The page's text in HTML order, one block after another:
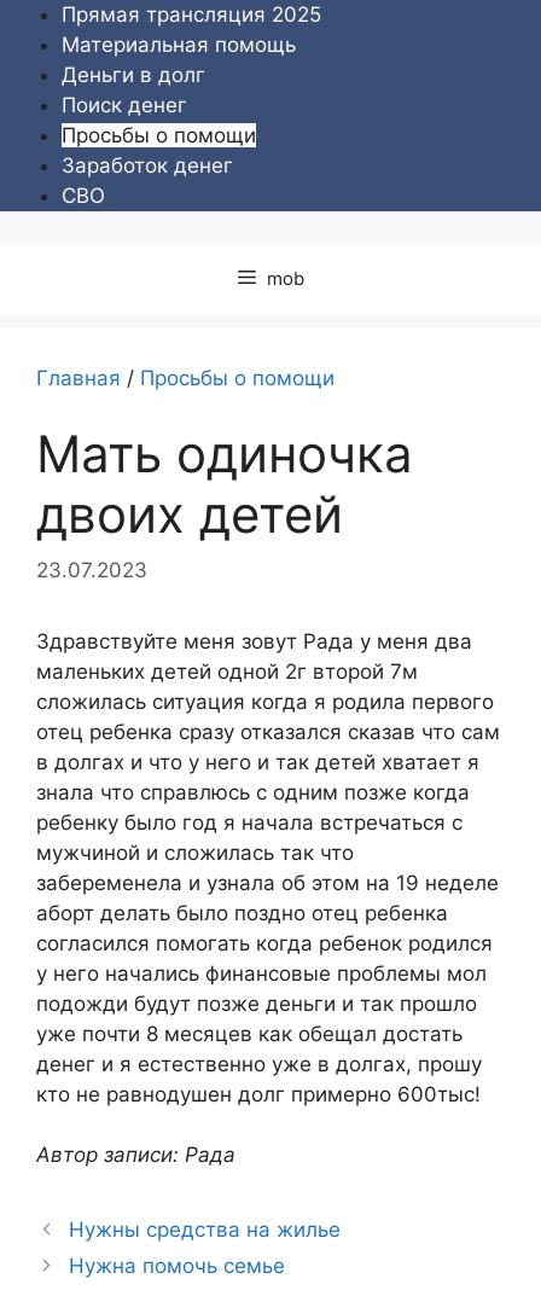
Перейти
содержимому
Прямая трансляция 2025
Материальная помощь
Деньги в долг
Поиск денег
Просьбы о помощи
Заработок денег
СВО
mob
Главная / Просьбы о помощи
Мать одиночка
двоих детей
23.07.2023
Здравствуйте меня зовут Рада у меня два
маленьких детей одной 2г второй 7м
сложилась ситуация когда я родила первого
отец ребенка сразу отказался сказав что сам
в долгах и что у него и так детей хватает я
знала что справлюсь с одним позже когда
ребенку было год я начала встречаться с
мужчиной и сложилась так что
забеременела и узнала об этом на 19 неделе
аборт делать было поздно отец ребенка
согласился помогать когда ребенок родился
у него начались финансовые проблемы мол
подожди будут позже деньги и так прошло
уже почти 8 месяцев как обещал достать
денег и я естественно уже в долгах, прошу
кто не равнодушен долг примерно 600тыс!
Автор записи: Рада
Нужны средства на жилье
Нужна помочь семье